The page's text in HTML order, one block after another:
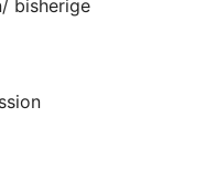
bisherige